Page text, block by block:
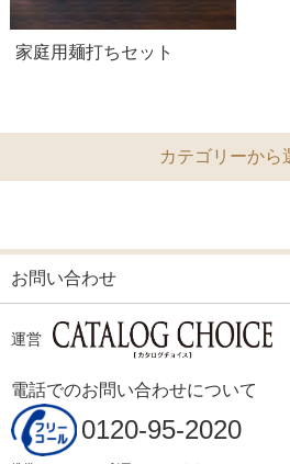
家庭用麺打ちセット
カテゴリーから
お問い合わせ
運営
電話でのお問い合わせについて
0120-95-2020